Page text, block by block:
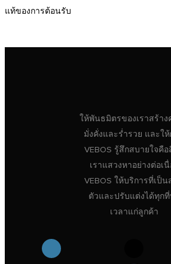
แท้ของการต้อนรับ
ให้พันธมิตรของเราสร้าง
มั่งคั่งและร่ำรวย และให้
VEBOS รู้สึกสบายใจคือ
เราแสวงหาอย่างต่อเนื่
VEBOS ให้บริการที่เป็น
ตัวและปรับแต่งได้ทุกที่
เวลาแก่ลูกค้า